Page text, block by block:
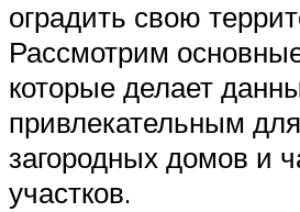
оградить свою
Рассмотрим
которые делает
привлекательным
загородных домов и
участков.